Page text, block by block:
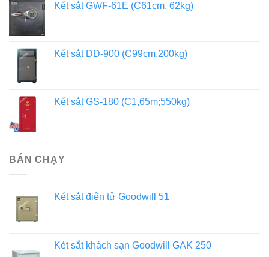
Két sắt GWF-61E (C61cm, 62kg)
Két sắt DD-900 (C99cm,200kg)
Két sắt GS-180 (C1,65m;550kg)
BÁN CHẠY
Két sắt điện tử Goodwill 51
Két sắt khách sạn Goodwill GAK 250